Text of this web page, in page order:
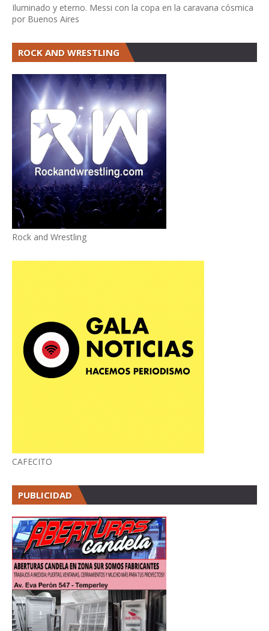
Iluminado y eterno. Messi con la copa en la caravana cósmica
por Buenos Aires
ROCK AND WRESTLING
Rock and Wrestling
CAFECITO
PUBLICIDAD